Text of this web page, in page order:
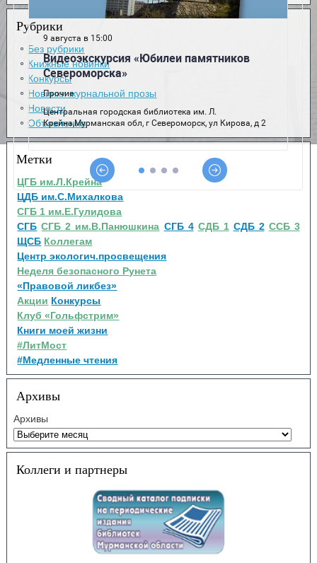
Рубрики
Без рубрики
Книжные новинки
Конкурсы
Новинки журнальной прозы
Новости
Объявления
Метки
ЦГБ им.Л.Крейна
ЦДБ им.С.Михалкова
СГБ 1 им.Е.Гулидова
СГБ СГБ 2 им.В.Панюшкина СГБ 4 СДБ 1 СДБ 2 ССБ 3
ЩСБ Коллегам
Центр экологич.просвещения
Неделя безопасного Рунета
«Правовой ликбез»
Акции Конкурсы
Клуб «Гольфстрим»
Книги моей жизни
#ЛитМост
#Медленные чтения
Архивы
Архивы
Коллеги и партнеры